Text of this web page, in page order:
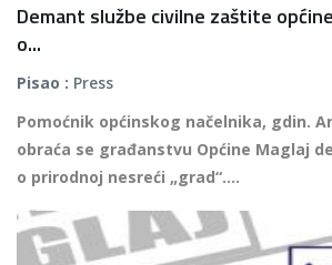
Demant službe civilne zaštite
o...
Pisao : Press
Pomoćnik općinskog načelnika, gdin.
obraća se građanstvu Općine Maglaj
o prirodnoj nesreći „grad“....
Više...